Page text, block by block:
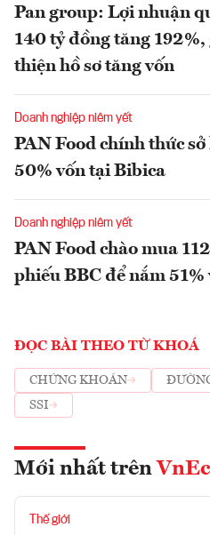
Pan group: Lợi nhuận
140 tỷ đồng tăng
thiện hồ sơ tăng vốn
Doanh nghiệp niêm yết
PAN Food chính thức
50% vốn tại Bibica
Doanh nghiệp niêm yết
PAN Food chào mua
phiếu BBC để nắm 51%
ĐỌC BÀI THEO TỪ KHOÁ
CHỨNG KHOÁN
SSI
Mới nhất trên
Thế giới